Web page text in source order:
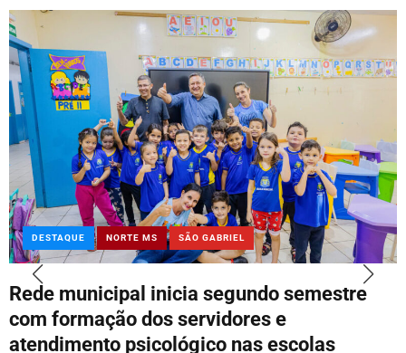
DESTAQUE NORTE MS SÃO GABRIEL
Rede municipal inicia segundo semestre
com formação dos servidores e
atendimento psicológico nas escolas